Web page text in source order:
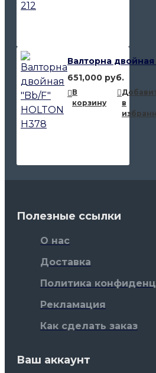
Валторна
651,000 руб.
В
корзину
в
Полезные ссылки
О нас
Доставка
Политика
Рекламация
Как сделать заказ
Ваш аккаунт